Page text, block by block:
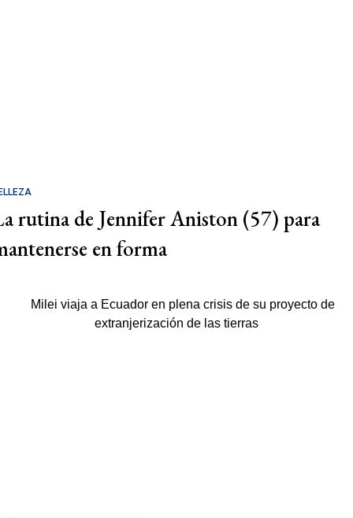
rutina de Jennifer Aniston (57) para
en forma